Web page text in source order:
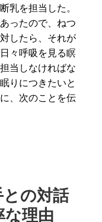
乳を担当した。
ったので、ねつ
したら、それが
々呼吸を見る瞑
当しなければな
りにつきたいと
、次のことを伝
の対話
な理由